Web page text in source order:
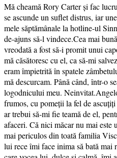
Mă cheamă Rory Carter și fac
se ascunde un suflet distrus, iar
mele săptămânale la hotline-ul
de-ajuns să-l vindece.Cea mai
vreodată a fost să-i promit unui
mă căsătoresc cu el, ca să-mi
eram împietrită în spatele
mă descurcam. Până când, într-o
logodnicului meu.
frumos, cu pomeții la fel de
ar trebui să-mi fie teamă de el,
afaceri. Că nici măcar nu mai este
mai periculos din toată familia
lui rece îmi face inima să bată mai